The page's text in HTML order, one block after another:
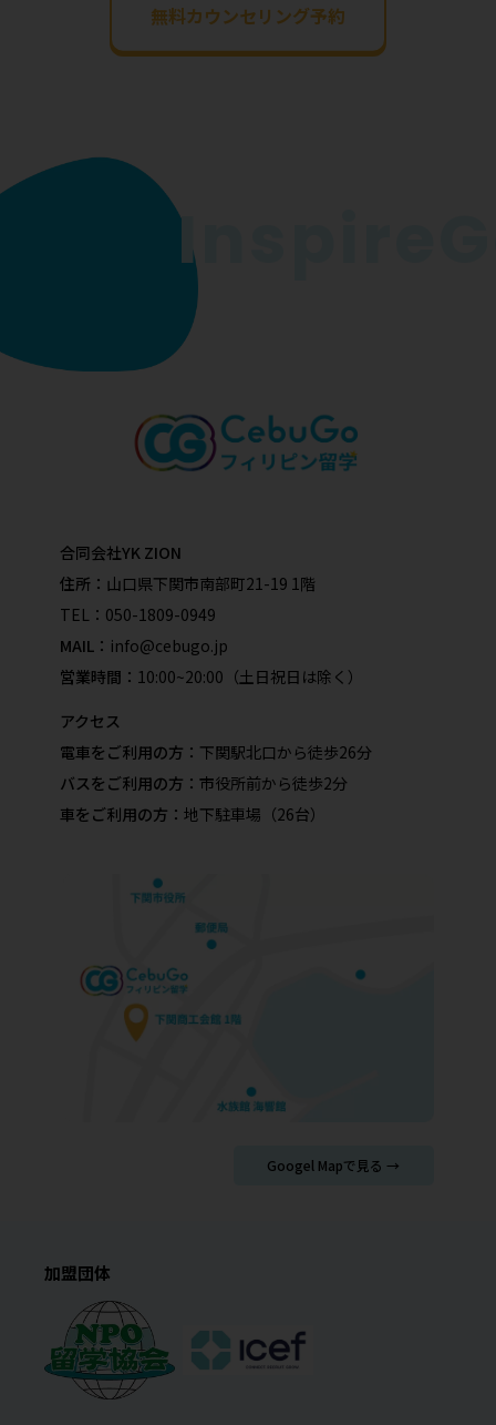
無料カウンセリング予約
合同会社YK ZION
住所： 山口県下関市南部町21-19 1階
TEL： 050-1809-0949
MAIL： info@cebugo.jp
営業時間： 10:00~20:00（土日祝日は除く）
アクセス
電車をご利用の方： 下関駅北口から徒歩26分
バスをご利用の方： 市役所前から徒歩2分
車をご利用の方： 地下駐車場（26台）
Googel Mapで見る →
加盟団体